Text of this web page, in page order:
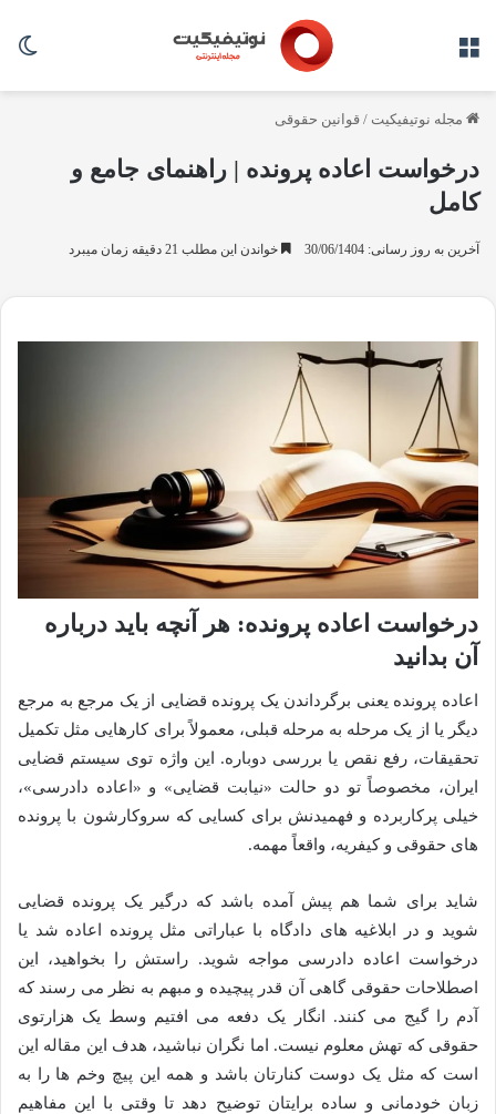
مجله نوتیفیکیت / قوانین حقوقی
درخواست اعاده پرونده | راهنمای جامع و
کامل
آخرین به روز رسانی: 30/06/1404 خواندن این مطلب 21 دقیقه زمان میبرد
درخواست اعاده پرونده: هر آنچه باید درباره
آن بدانید
اعاده پرونده یعنی برگرداندن یک پرونده قضایی از یک مرجع به مرجع
دیگر یا از یک مرحله به مرحله قبلی، معمولاً برای کارهایی مثل تکمیل
تحقیقات، رفع نقص یا بررسی دوباره. این واژه توی سیستم قضایی
ایران، مخصوصاً تو دو حالت «نیابت قضایی» و «اعاده دادرسی»،
خیلی پرکاربرده و فهمیدنش برای کسایی که سروکارشون با پرونده
های حقوقی و کیفریه، واقعاً مهمه.
شاید برای شما هم پیش آمده باشد که درگیر یک پرونده قضایی
شوید و در ابلاغیه های دادگاه با عباراتی مثل پرونده اعاده شد یا
درخواست اعاده دادرسی مواجه شوید. راستش را بخواهید، این
اصطلاحات حقوقی گاهی آن قدر پیچیده و مبهم به نظر می رسند که
آدم را گیج می کنند. انگار یک دفعه می افتیم وسط یک هزارتوی
حقوقی که تهش معلوم نیست. اما نگران نباشید، هدف این مقاله این
است که مثل یک دوست کنارتان باشد و همه این پیچ وخم ها را به
زبان خودمانی و ساده برایتان توضیح دهد تا وقتی با این مفاهیم